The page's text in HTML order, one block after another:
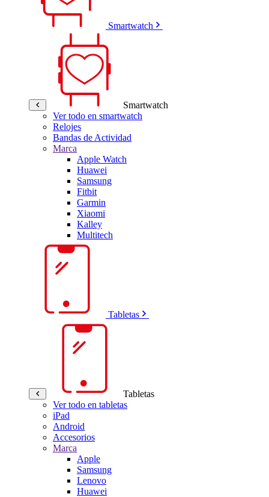
Smartwatch
Smartwatch
Ver todo en smartwatch
Relojes
Bandas de Actividad
Marca
Apple Watch
Huawei
Samsung
Fitbit
Garmin
Xiaomi
Kalley
Multitech
Tabletas
Tabletas
Ver todo en tabletas
iPad
Android
Accesorios
Marca
Apple
Samsung
Lenovo
Huawei